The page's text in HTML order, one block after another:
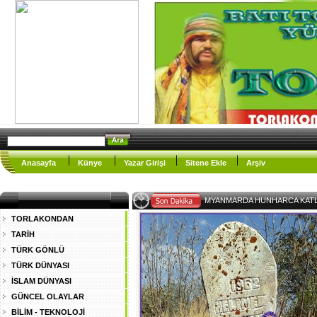
Anasayfa Künye Yazar Girişi Sitene Ekle Arşiv
TORLAKONDAN
TARİH
TÜRK GÖNLÜ
TÜRK DÜNYASI
İSLAM DÜNYASI
GÜNCEL OLAYLAR
BİLİM - TEKNOLOJİ
EY MÜS-